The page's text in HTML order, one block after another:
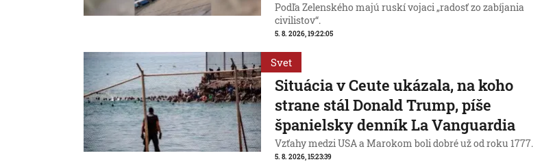
Podľa Zelenského majú ruskí vojaci „radosť zo zabíjania
civilistov“.
5. 8. 2026, 19:22:05
Svet
Situácia v Ceute ukázala, na koho
strane stál Donald Trump, píše
španielsky denník La Vanguardia
Vzťahy medzi USA a Marokom boli dobré už od roku 1777.
5. 8. 2026, 15:23:39